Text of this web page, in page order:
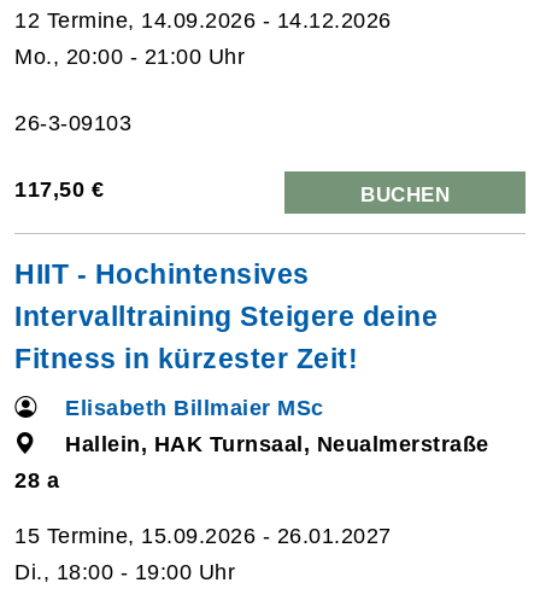
12 Termine, 14.09.2026 - 14.12.2026
Mo., 20:00 - 21:00 Uhr
26-3-09103
117,50 € BUCHEN
HIIT - Hochintensives
Intervalltraining Steigere deine
Fitness in kürzester Zeit!
Elisabeth Billmaier MSc
Hallein, HAK Turnsaal, Neualmerstraße
28 a
15 Termine, 15.09.2026 - 26.01.2027
Di., 18:00 - 19:00 Uhr